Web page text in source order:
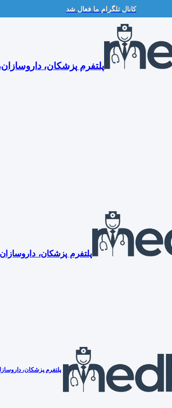
کانال تلگرام ما فعال شد
پلتفرم پزشکان،
پلتفرم پزشکان،
پلتفرم پزشکان،